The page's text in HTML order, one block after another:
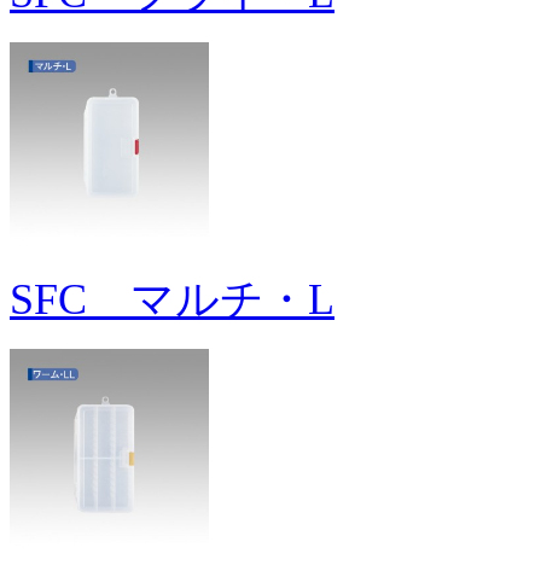
SFC マルチ・L